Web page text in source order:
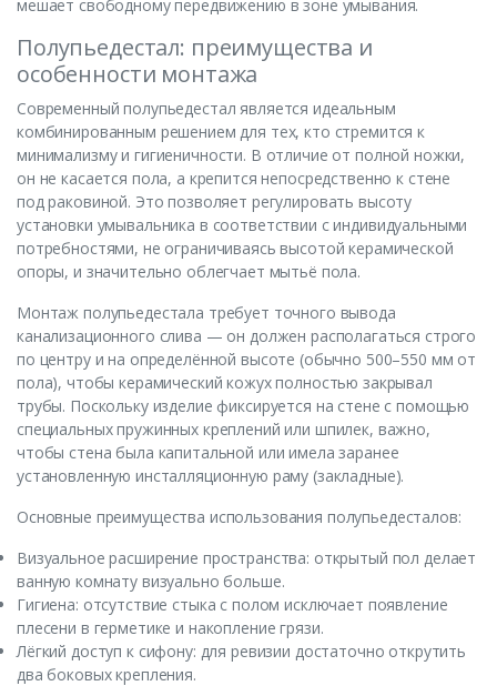
мешает свободному передвижению в зоне умывания.
Полупьедестал: преимущества и
особенности монтажа
Современный полупьедестал является идеальным
комбинированным решением для тех, кто стремится к
минимализму и гигиеничности. В отличие от полной ножки,
он не касается пола, а крепится непосредственно к стене
под раковиной. Это позволяет регулировать высоту
установки умывальника в соответствии с индивидуальными
потребностями, не ограничиваясь высотой керамической
опоры, и значительно облегчает мытьё пола.
Монтаж полупьедестала требует точного вывода
канализационного слива — он должен располагаться строго
по центру и на определённой высоте (обычно 500–550 мм от
пола), чтобы керамический кожух полностью закрывал
трубы. Поскольку изделие фиксируется на стене с помощью
специальных пружинных креплений или шпилек, важно,
чтобы стена была капитальной или имела заранее
установленную инсталляционную раму (закладные).
Основные преимущества использования полупьедесталов:
Визуальное расширение пространства: открытый пол делает
ванную комнату визуально больше.
Гигиена: отсутствие стыка с полом исключает появление
плесени в герметике и накопление грязи.
Лёгкий доступ к сифону: для ревизии достаточно открутить
два боковых крепления.